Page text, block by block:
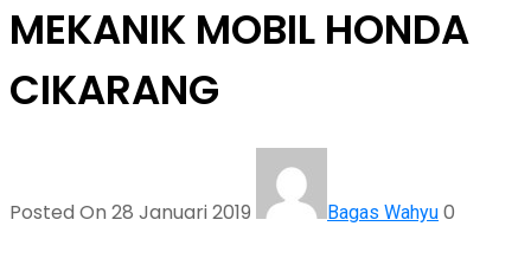
MEKANIK MOBIL HONDA
CIKARANG
Posted On 28 Januari 2019 Bagas Wahyu 0